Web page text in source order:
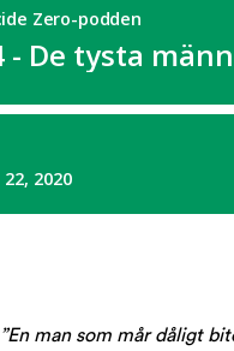
”En man som mår dåligt